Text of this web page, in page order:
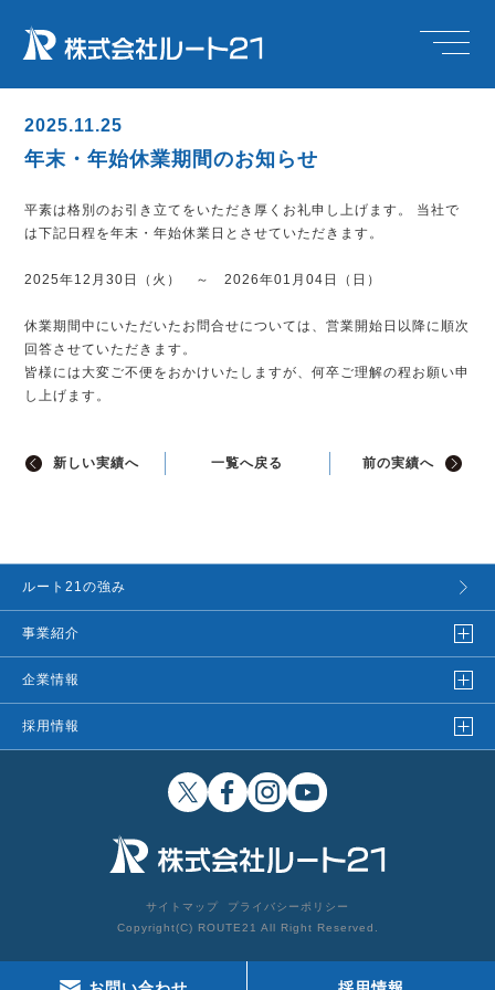
2025.11.25
年末・年始休業期間のお知らせ
平素は格別のお引き立てをいただき厚くお礼申し上げます。 当社で
は下記日程を年末・年始休業日とさせていただきます。
2025年12月30日（火） ～ 2026年01月04日（日）
休業期間中にいただいたお問合せについては、営業開始日以降に順次
回答させていただきます。
皆様には大変ご不便をおかけいたしますが、何卒ご理解の程お願い申
し上げます。
新しい実績へ 一覧へ戻る 前の実績へ
ルート21の強み
事業紹介
企業情報
採用情報
サイトマップ
プライバシーポリシー
Copyright(C) ROUTE21 All Right Reserved.